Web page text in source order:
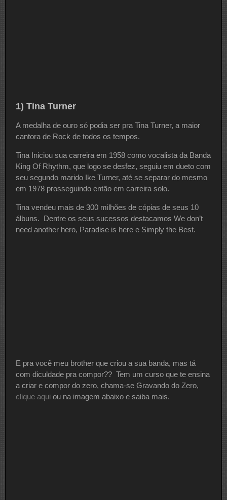
1) Tina Turner
A medalha de ouro só podia ser pra Tina Turner, a maior
cantora de Rock de todos os tempos.
Tina Iniciou sua carreira em 1958 como vocalista da Banda
King Of Rhythm, que logo se desfez, seguiu em dueto com
seu segundo marido Ike Turner, até se separar do mesmo
em 1978 prosseguindo então em carreira solo.
Tina vendeu mais de 300 milhões de cópias de seus 10
álbuns. Dentre os seus sucessos destacamos We don’t
need another hero, Paradise is here e Simply the Best.
E pra você meu brother que criou a sua banda, mas tá
com diculdade pra compor?? Tem um curso que te ensina
a criar e compor do zero, chama-se Gravando do Zero,
clique aqui ou na imagem abaixo e saiba mais.